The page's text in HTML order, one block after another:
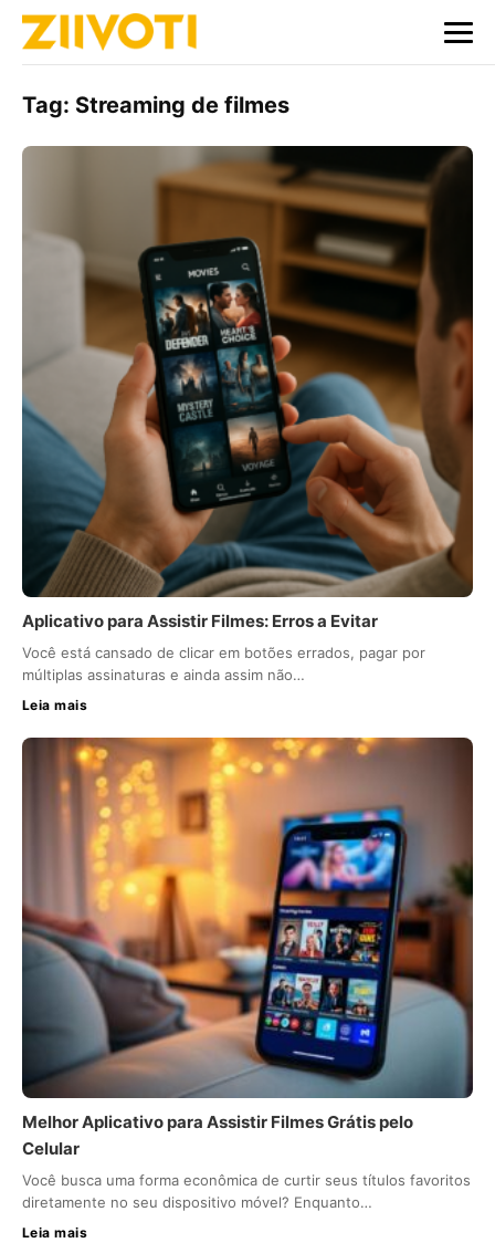
Tag: Streaming de filmes
Aplicativo para Assistir Filmes: Erros a Evitar
Você está cansado de clicar em botões errados, pagar por
múltiplas assinaturas e ainda assim não…
Leia mais
Melhor Aplicativo para Assistir Filmes Grátis pelo
Celular
Você busca uma forma econômica de curtir seus títulos favoritos
diretamente no seu dispositivo móvel? Enquanto…
Leia mais